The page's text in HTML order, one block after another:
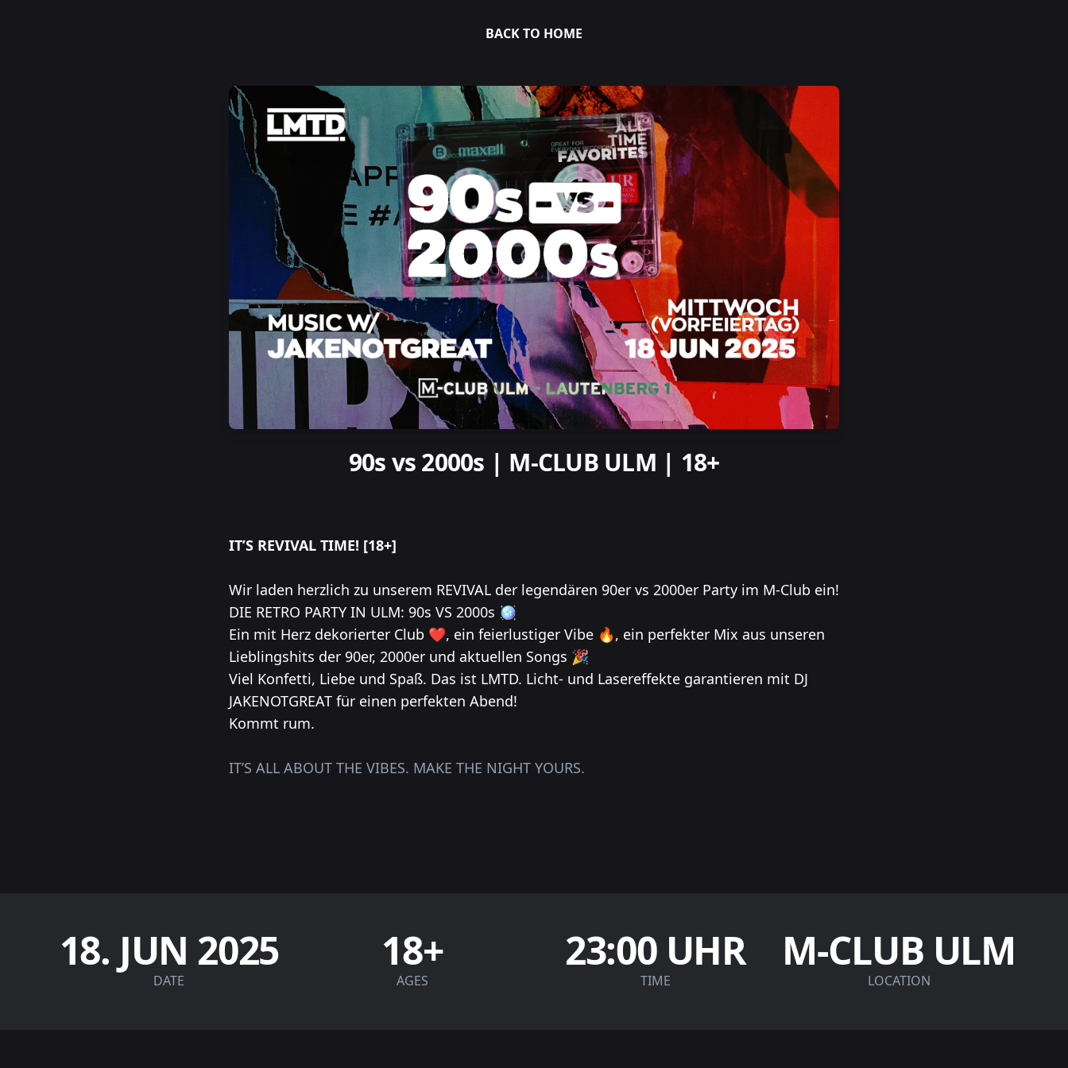
BACK TO HOME
90s vs 2000s | M-CLUB ULM | 18+
IT’S REVIVAL TIME! [18+]
Wir laden herzlich zu unserem REVIVAL der legendären 90er vs 2000er Party im M-Club ein!
DIE RETRO PARTY IN ULM: 90s VS 2000s 🪩
Ein mit Herz dekorierter Club ❤️, ein feierlustiger Vibe 🔥, ein perfekter Mix aus unseren
Lieblingshits der 90er, 2000er und aktuellen Songs 🎉
Viel Konfetti, Liebe und Spaß. Das ist LMTD. Licht- und Lasereffekte garantieren mit DJ
JAKENOTGREAT für einen perfekten Abend!
Kommt rum.
IT’S ALL ABOUT THE VIBES. MAKE THE NIGHT YOURS.
DATE
18. JUN 2025
AGES
18+
TIME
23:00 UHR
LOCATION
M-CLUB ULM